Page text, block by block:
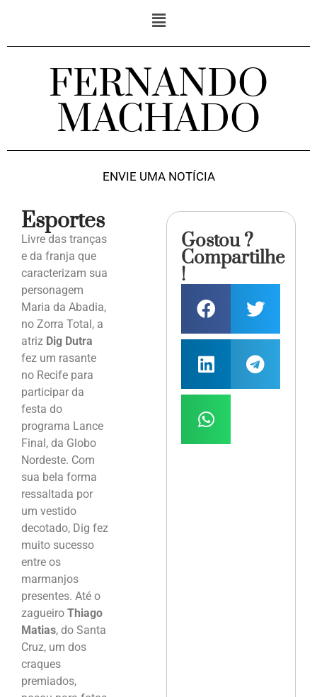
FERNANDO
MACHADO
ENVIE UMA NOTÍCIA
Esportes
Livre das tranças
e da franja que
caracterizam sua
personagem
Maria da Abadia,
no Zorra Total, a
atriz Dig Dutra
fez um rasante
no Recife para
participar da
festa do
programa Lance
Final, da Globo
Nordeste. Com
sua bela forma
ressaltada por
um vestido
decotado, Dig fez
muito sucesso
entre os
marmanjos
presentes. Até o
zagueiro Thiago
Matias, do Santa
Cruz, um dos
craques
premiados,
Gostou ?
Compartilhe
!